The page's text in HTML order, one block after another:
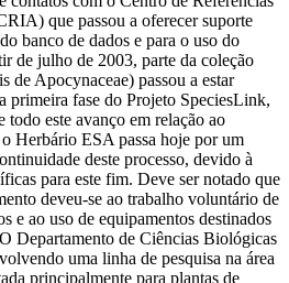
que passou a oferecer suporte
banco de dados e para o uso do
de julho de 2003, parte da coleção
de Apocynaceae) passou a estar
primeira fase do Projeto SpeciesLink,
este avanço em relação ao
Herbário ESA passa hoje por um
deste processo, devido à
para este fim. Deve ser notado que
deveu-se ao trabalho voluntário de
e ao uso de equipamentos destinados
Departamento de Ciências Biológicas
uma linha de pesquisa na área
principalmente para plantas de